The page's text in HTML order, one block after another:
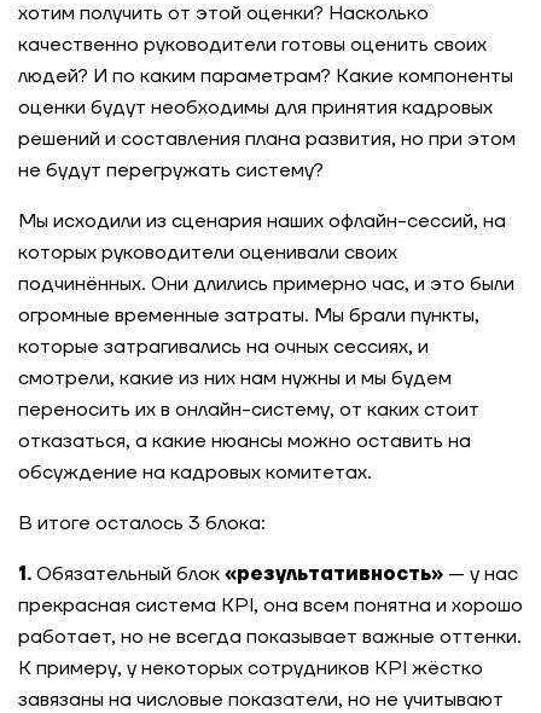
хотим получить от этой оценки? Насколько
качественно руководители готовы оценить своих
людей? И по каким параметрам? Какие компоненты
оценки будут необходимы для принятия кадровых
решений и составления плана развития, но при этом
не будут перегружать систему?
Мы исходили из сценария наших офлайн-сессий, на
которых руководители оценивали своих
подчинённых. Они длились примерно час, и это были
огромные временные затраты. Мы брали пункты,
которые затрагивались на очных сессиях, и
смотрели, какие из них нам нужны и мы будем
переносить их в онлайн-систему, от каких стоит
отказаться, а какие нюансы можно оставить на
обсуждение на кадровых комитетах.
В итоге осталось 3 блока:
1. Обязательный блок «результативность» — у нас
прекрасная система KPI, она всем понятна и хорошо
работает, но не всегда показывает важные оттенки.
К примеру, у некоторых сотрудников KPI жёстко
завязаны на числовые показатели, но не учитывают